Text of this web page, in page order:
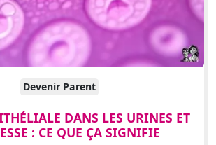
Devenir Parent
DANS LES URINES ET
: CE QUE ÇA SIGNIFIE